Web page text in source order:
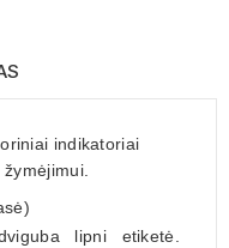
indikatoriai
lipni etiketė.